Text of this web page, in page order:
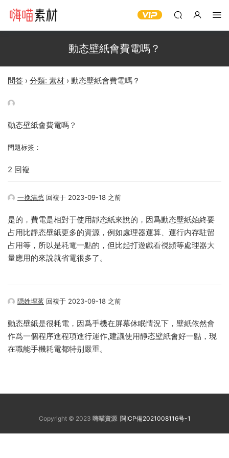
動态壁紙會費電嗎？
問答 › 分類: 素材 › 動态壁紙會費電嗎？
動态壁紙會費電嗎？
問題标簽：
2 回複
一挽清愁 回複于 2023-09-18 之前
是的，費電是相對于使用靜态紙來說的，因爲動态壁紙始終要
占用比靜态壁紙更多的資源，例如處理器運算、運行内存駐留
占用等，所以是耗電一點的，但比起打遊戲看視頻等處理器大
量應用的來說就省電很多了。
隠姓埋茗 回複于 2023-09-18 之前
動态壁紙是很耗電，因爲手機在屏幕休眠情況下，壁紙依然會
作爲一個程序進程項進行運作,建議使用靜态壁紙會好一點，現
在職能手機耗電都特别嚴重。
Copyright © 2023 嗨喵資源 閩ICP備2021008116号-1